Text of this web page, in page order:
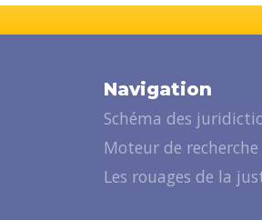
Navigation
Schéma des
Moteur de recherche
Les rouages de la